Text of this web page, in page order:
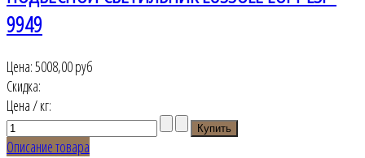
9949
Цена:5008,00 руб
Скидка:
Цена / кг:
Описание товара